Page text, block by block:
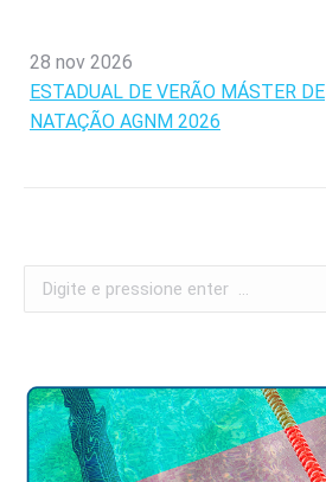
28 nov 2026
ESTADUAL DE VERÃO MÁSTER DE
NATAÇÃO AGNM 2026
Search: